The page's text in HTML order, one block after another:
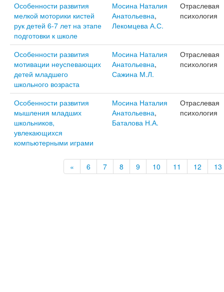
Особенности развития
мелкой моторики кистей
рук детей 6-7 лет на этапе
подготовки к школе
Мосина Наталия
Анатольевна,
Лекомцева А.С.
Отраслевая
психология
Особенности развития
мотивации неуспевающих
детей младшего
школьного возраста
Мосина Наталия
Анатольевна,
Сажина М.Л.
Отраслевая
психология
Особенности развития
мышления младших
школьников,
увлекающихся
компьютерными играми
Мосина Наталия
Анатольевна,
Баталова Н.А.
Отраслевая
психология
« 6 7 8 9 10 11 12 13